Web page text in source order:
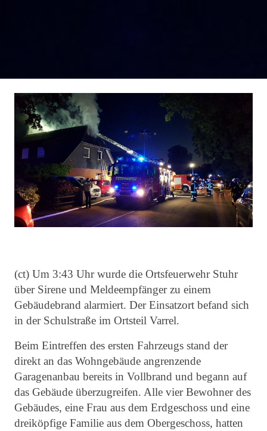
(ct) Um 3:43 Uhr wurde die Ortsfeuerwehr Stuhr
über Sirene und Meldeempfänger zu einem
Gebäudebrand alarmiert. Der Einsatzort befand sich
in der Schulstraße im Ortsteil Varrel.
Beim Eintreffen des ersten Fahrzeugs stand der
direkt an das Wohngebäude angrenzende
Garagenanbau bereits in Vollbrand und begann auf
das Gebäude überzugreifen. Alle vier Bewohner des
Gebäudes, eine Frau aus dem Erdgeschoss und eine
dreiköpfige Familie aus dem Obergeschoss, hatten